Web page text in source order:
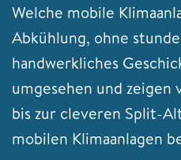
Welche mobile
Abkühlung, ohne
handwerkliches
umgesehen und zeigen
bis zur cleveren Split-
mobilen Klimaanlagen